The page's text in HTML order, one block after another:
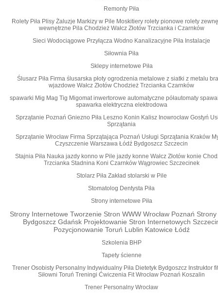
Remonty Piła
Rolety Piła Plisy Żaluzje Markizy w Pile Moskitiery rolety pionowe rolety
wewnętrzne Pila Chodzież Wałcz Złotów Trzcianka i Czarnków
Sieci Wodociągowe Przyłącza Wodno Kanalizacyjne Piła Instalacje
Siłownia Piła
Sklepy internetowe Piła
Ślusarz Piła Firma ślusarska płoty ogrodzenia metalowe z siatki z metalu
wjazdowe Wałcz Złotów Chodzież Trzcianka Czarnków
spawarki Mig Mag Tig Migomat inwertorowe automatyczne półautomaty
spawarka elektryczna elektrodowa
Sprzątanie Poznań Gniezno Piła Leszno Konin Kalisz Inowrocław Gostyń
Sprzątania
Sprzątanie Wrocław Firma Sprzątająca Poznań Usługi Sprzątania Kraków
Czyszczenie Warszawa Łódź Bydgoszcz Szczecin
Stajnia Piła Nauka jazdy konno w Pile jazdy konne Wałcz Złotów konie
Trzcianka Stadnina Koni Czarnków Wągrowiec Szczecinek
Stolarz Piła Zakład stolarski w Pile
Stomatolog Dentysta Piła
Strony internetowe Piła
Strony Internetowe Tworzenie Stron WWW Wrocław Poznań Strony
Bydgoszcz Gdańsk Projektowanie Stron Internetowych
Pozycjonowanie Toruń Lublin Katowice Łódź
Szkolenia BHP
Tapety ścienne
Trener Osobisty Personalny Indywidualny Piła Dietetyk Bydgoszcz Instruktor
Siłowni Toruń Treningi Ćwiczenia Fit Wrocław Poznań Koszalin
Trener Personalny Wrocław